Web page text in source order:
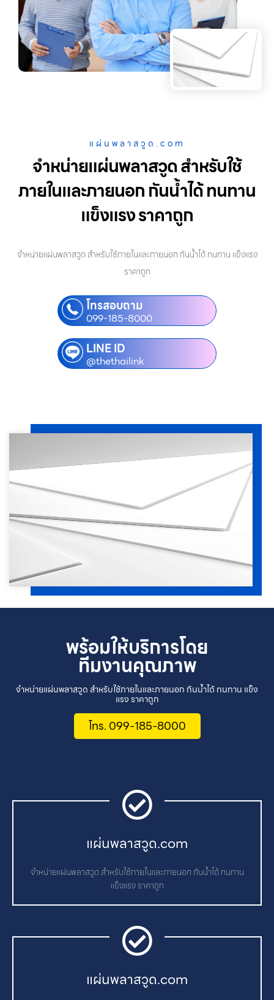
แผ่นพลาสวูด.com
จำหน่ายแผ่นพลาสวูด สำหรับใช้
ภายในและภายนอก กันน้ำได้ ทนทาน
แข็งแรง ราคาถูก
จำหน่ายแผ่นพลาสวูด สำหรับใช้ภายในและภายนอก กันน้ำได้ ทนทาน แข็งแรง
ราคาถูก
โทรสอบถาม
099-185-8000
LINE ID
@thethailink
พร้อมให้บริการโดย
ทีมงานคุณภาพ
จำหน่ายแผ่นพลาสวูด สำหรับใช้ภายในและภายนอก กันน้ำได้ ทนทาน แข็ง
แรง ราคาถูก
โทร. 099-185-8000
แผ่นพลาสวูด.com
จำหน่ายแผ่นพลาสวูด สำหรับใช้ภายในและภายนอก กันน้ำได้ ทนทาน
แข็งแรง ราคาถูก
แผ่นพลาสวูด.com